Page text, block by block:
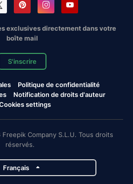
exclusives directement dans votre
boîte mail
S'inscrire
Politique de confidentialité
Notification de droits d'auteur
settings
Company S.L.U. Tous droits
réservés.
Français